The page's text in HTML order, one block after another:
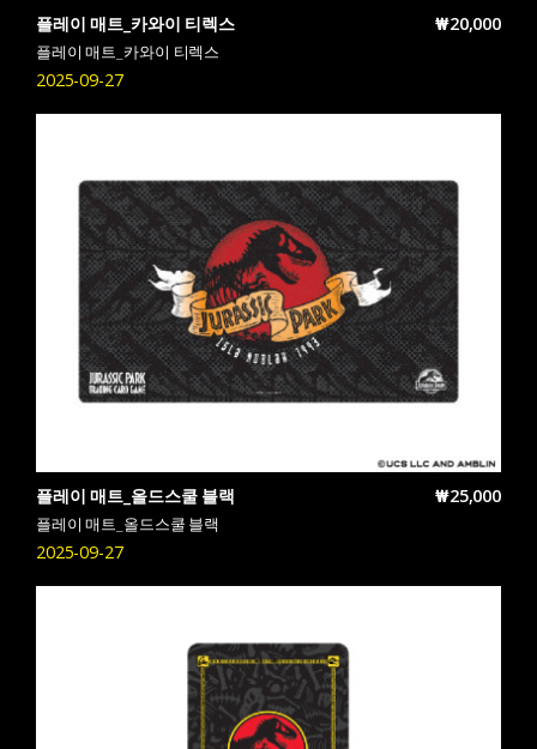
플레이 매트_카와이 티렉스 ₩20,000
플레이 매트_카와이 티렉스
2025-09-27
플레이 매트_올드스쿨 블랙 ₩25,000
플레이 매트_올드스쿨 블랙
2025-09-27